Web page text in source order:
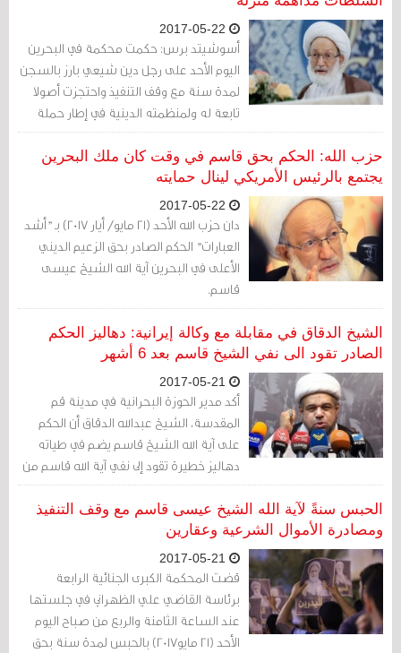
أسوشيتد برس: حكمت محكمة في البحرين
اليوم الأحد على رجل دين شيعي بارز بالسجن
لمدة سنة مع وقف التنفيذ واحتجزت أصولا
تابعة له ولمنظمته الدينية في إطار حملة
مستمرة ضد المعارضة في الجزيرة الصغيرة.
حزب الله: الحكم بحق قاسم في وقت كان ملك البحرين
يجتمع بالرئيس الأمريكي لينال حمايته
دان حزب الله الأحد (21 مايو/ أيار 2017) بـ "أشد
العبارات" الحكم الصادر بحق الزعيم الديني
الأعلى في البحرين آية الله الشيخ عيسى
قاسم.
الشيخ الدقاق في مقابلة مع وكالة إيرانية: دهاليز الحكم
الصادر تقود الى نفي الشيخ قاسم بعد 6 أشهر
أكد مدير الحوزة البحرانية في مدينة قم
المقدسة، الشيخ عبدالله الدقاق أن الحكم
على آية الله الشيخ قاسم يضم في طياته
دهاليز خطيرة تقود إلى نفي آية الله قاسم من
البحرين بعد 6 أشهر، لافتا إلى أن "هذه الأحكام
المخففة في ظاهرها، شديدة في باطنها".
الحبس سنةً لآية الله الشيخ عيسى قاسم مع وقف التنفيذ
ومصادرة الأموال الشرعية وعقارين
قضت المحكمة الكبرى الجنائية الرابعة
برئاسة القاضي علي الظهراني في جلستها
عند الساعة الثامنة والربع من صباح اليوم
الأحد (21 مايو2017) بالحبس لمدة سنة بحق